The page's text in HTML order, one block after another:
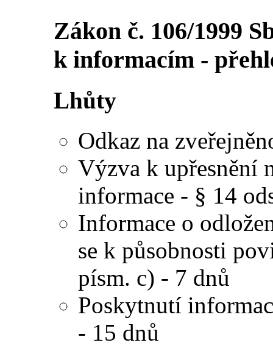
Zákon č. 106/1999
k informacím -
Lhůty
Odkaz na
Výzva k upřesnění
informace - § 14
Informace o
se k působnosti
písm. c) - 7 dnů
Poskytnutí
- 15 dnů